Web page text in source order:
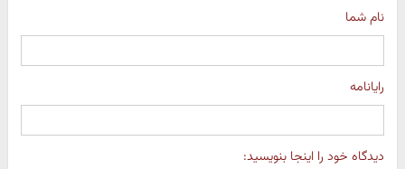
نام شما
رایانامه
دیدگاه خود را اینجا بنویسید: